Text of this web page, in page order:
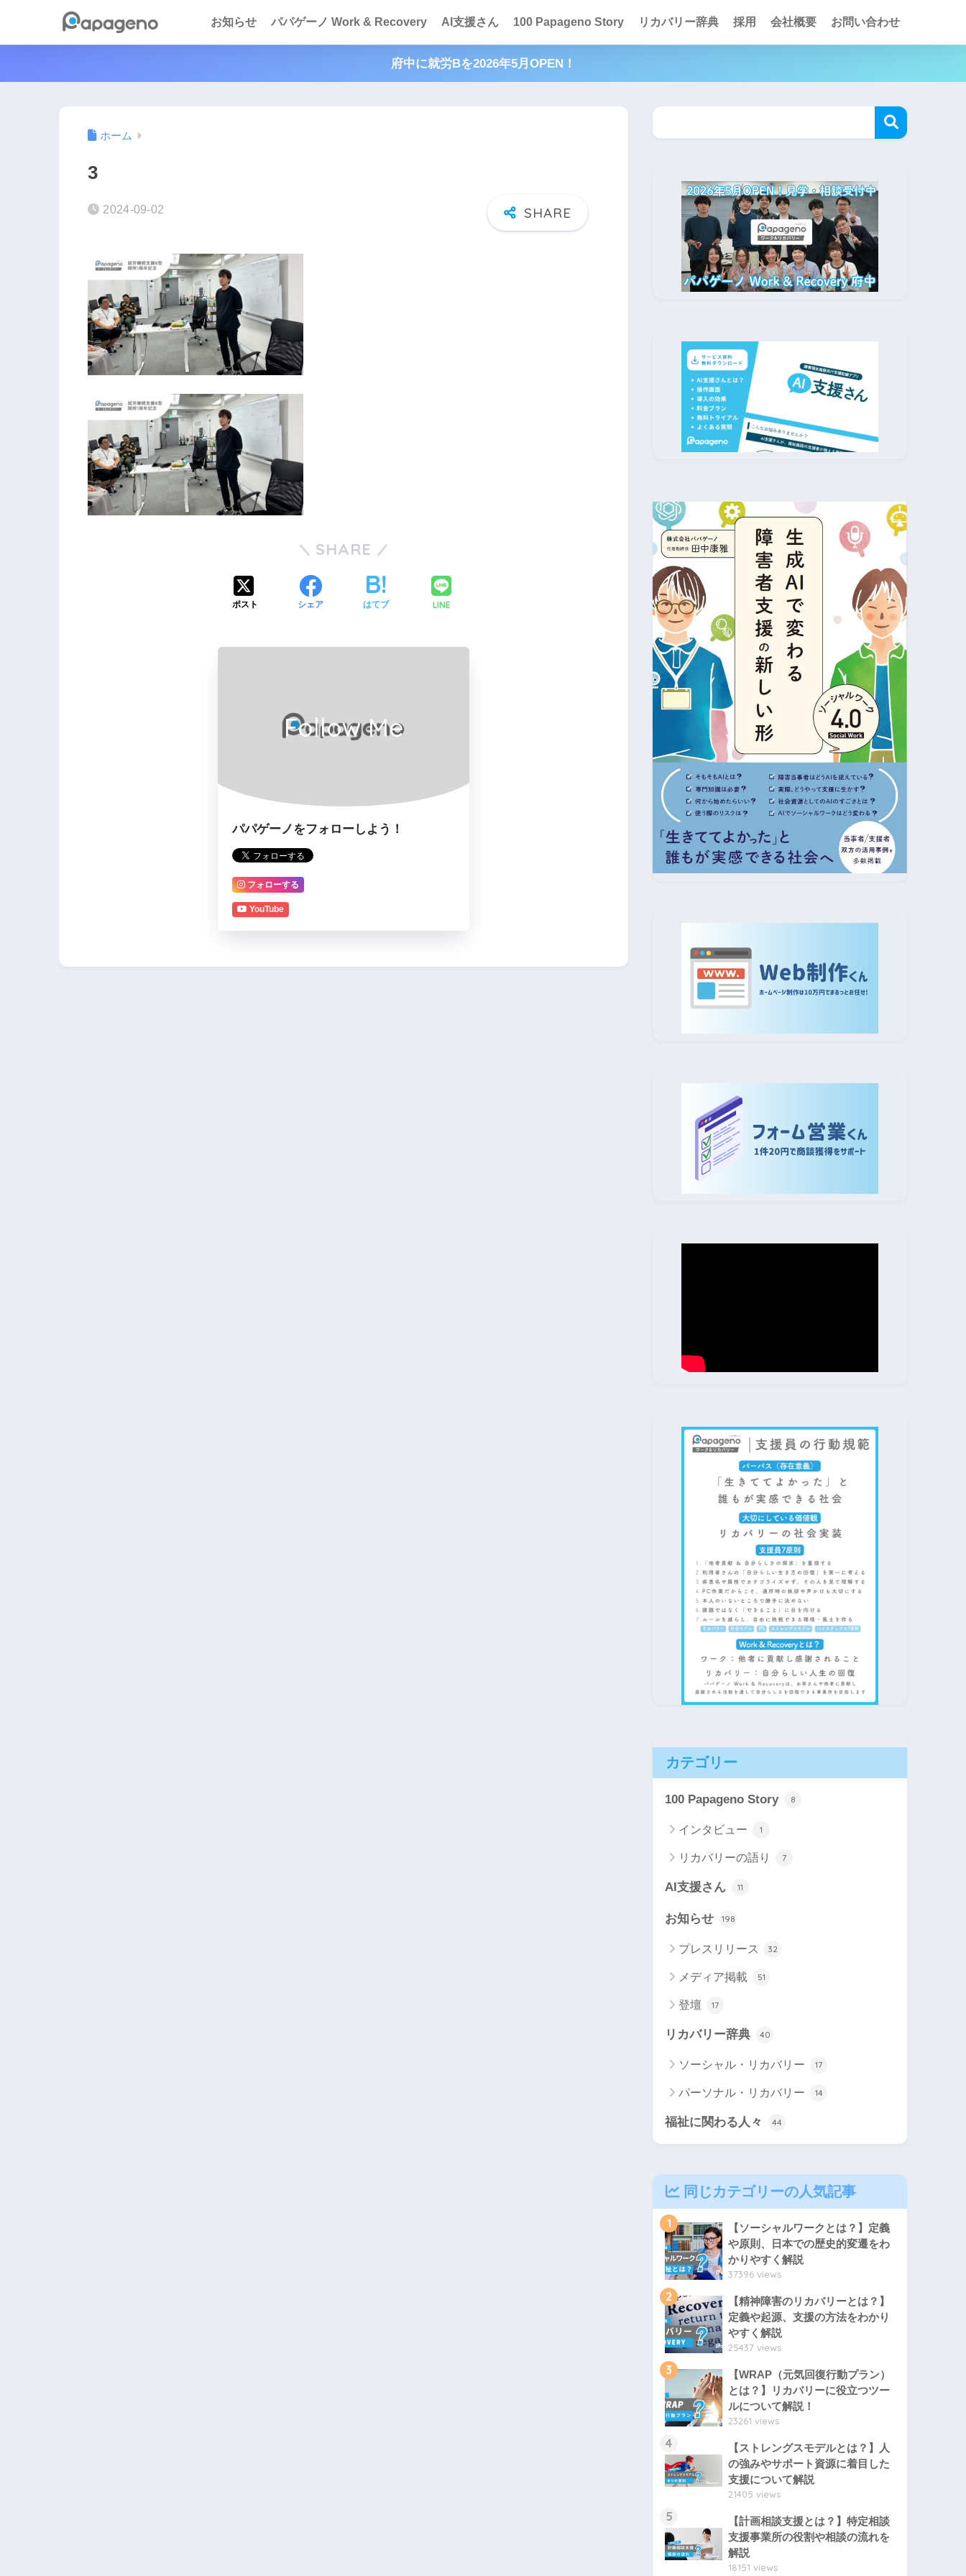
お知らせ パパゲーノ Work & Recovery AI支援さん 100 Papageno Story リカバリー辞典 採用 会社概要 お問い合わせ
府中に就労Bを2026年5月OPEN！
ホーム
3
2024-09-02
SHARE
ポスト シェア はてブ LINE
Follow Me
パパゲーノをフォローしよう！
フォローする
YouTube
カテゴリー
100 Papageno Story 8
インタビュー 1
リカバリーの語り 7
AI支援さん 11
お知らせ 198
プレスリリース 32
メディア掲載 51
登壇 17
リカバリー辞典 40
ソーシャル・リカバリー 17
パーソナル・リカバリー 14
福祉に関わる人々 44
同じカテゴリーの人気記事
1
【ソーシャルワークとは？】定義
や原則、日本での歴史的変遷をわ
かりやすく解説
37396 views
2
【精神障害のリカバリーとは？】
定義や起源、支援の方法をわかり
やすく解説
25437 views
3
【WRAP（元気回復行動プラン）
とは？】リカバリーに役立つツー
ルについて解説！
23261 views
4
【ストレングスモデルとは？】人
の強みやサポート資源に着目した
支援について解説
21405 views
5
【計画相談支援とは？】特定相談
支援事業所の役割や相談の流れを
解説
18151 views